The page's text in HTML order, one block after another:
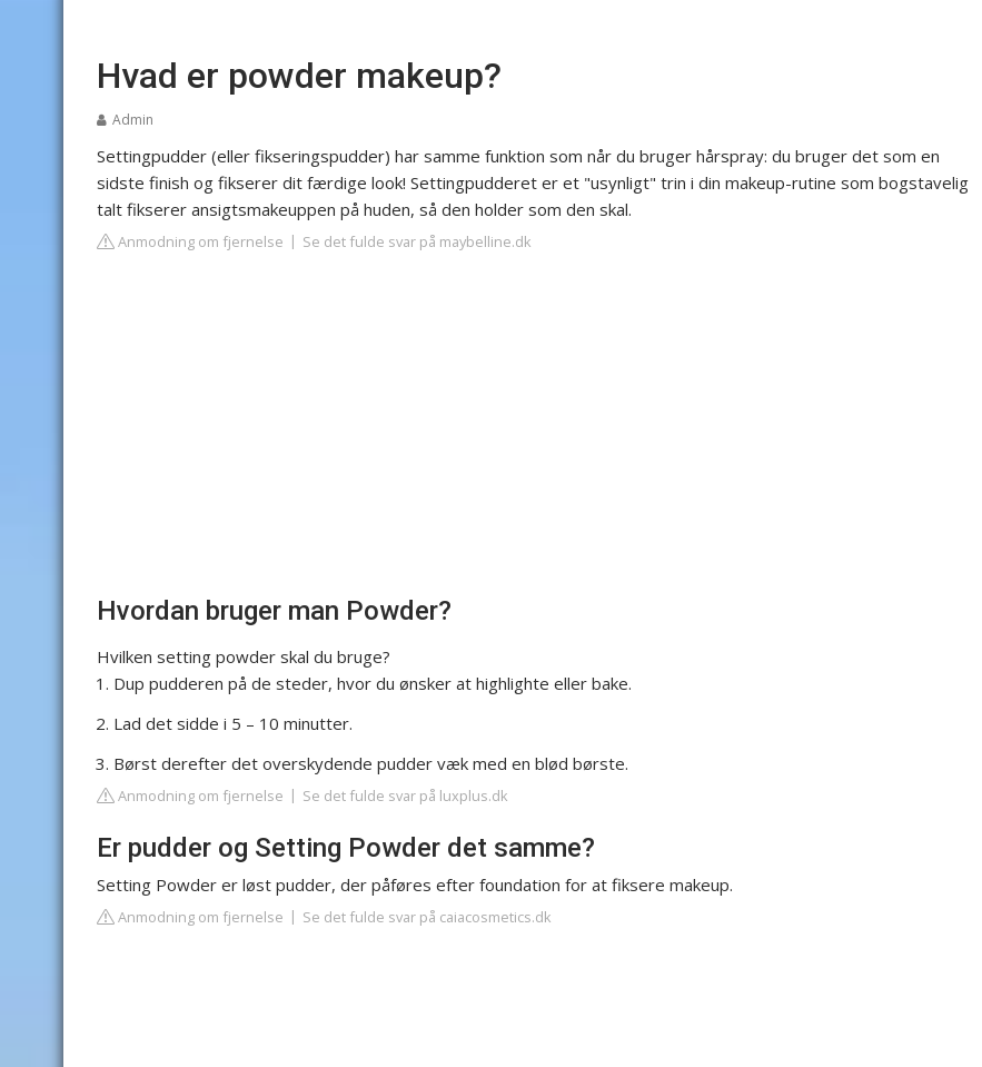
Hvad er powder makeup?
Admin
Settingpudder (eller fikseringspudder) har samme funktion som når du bruger hårspray: du bruger det som en
sidste finish og fikserer dit færdige look! Settingpudderet er et "usynligt" trin i din makeup-rutine som bogstavelig
talt fikserer ansigtsmakeuppen på huden, så den holder som den skal.
Anmodning om fjernelse Se det fulde svar på maybelline.dk
Hvordan bruger man Powder?
Hvilken setting powder skal du bruge?
Dup pudderen på de steder, hvor du ønsker at highlighte eller bake.
Lad det sidde i 5 – 10 minutter.
Børst derefter det overskydende pudder væk med en blød børste.
Anmodning om fjernelse Se det fulde svar på luxplus.dk
Er pudder og Setting Powder det samme?
Setting Powder er løst pudder, der påføres efter foundation for at fiksere makeup.
Anmodning om fjernelse Se det fulde svar på caiacosmetics.dk